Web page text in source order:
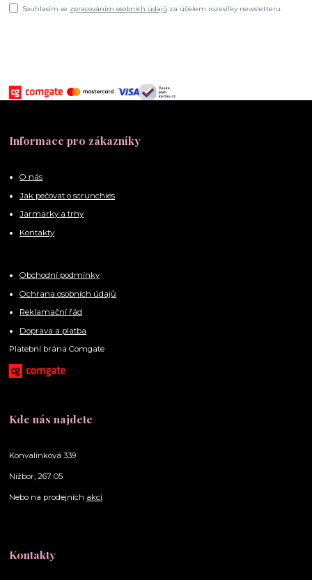
Souhlasím se zpracováním osobních údajů za účelem rozesílky newsletteru.
Informace pro zákazníky
O nás
Jak pečovat o scrunchies
Jarmarky a trhy
Kontakty
Obchodní podmínky
Ochrana osobních údajů
Reklamační řád
Doprava a platba
Platební brána Comgate
Kde nás najdete
Konvalinková 339
Nižbor, 267 05
Nebo na prodejních akcí
Kontakty